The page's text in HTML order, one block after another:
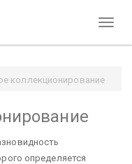
коллекционирование
определяется